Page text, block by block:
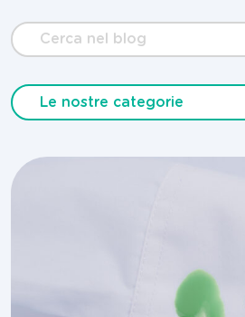
Cerca
nel
Le nostre categorie